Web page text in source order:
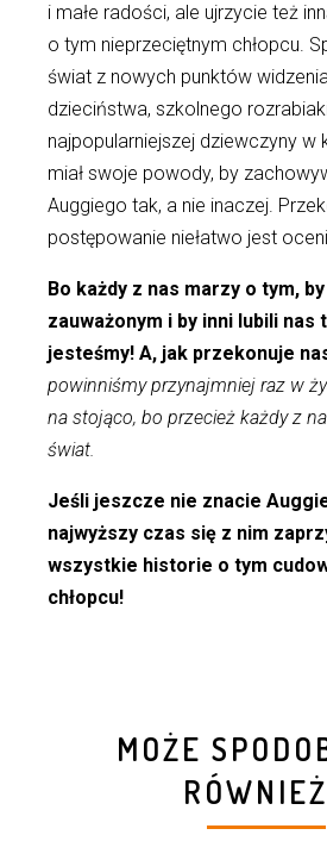
i małe radości, ale ujrzycie też
o tym nieprzeciętnym chłopcu.
świat z nowych punktów
dzieciństwa, szkolnego
najpopularniejszej dziewczyny w
miał swoje powody, by
Auggiego tak, a nie inaczej.
postępowanie niełatwo jest
Bo każdy z nas marzy o tym,
zauważonym i by inni lubili nas
jesteśmy! A, jak przekonuje
powinniśmy przynajmniej raz w
na stojąco, bo przecież każdy z
świat.
Jeśli jeszcze nie znacie
najwyższy czas się z nim
wszystkie historie o tym
chłopcu!
MOŻE